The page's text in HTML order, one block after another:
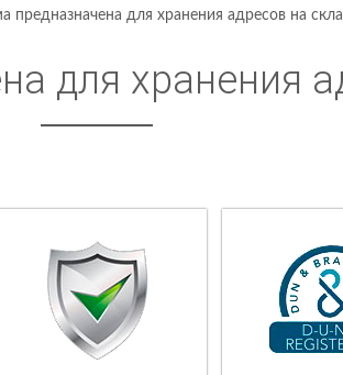
предназначена для хранения адресов на
для хранения